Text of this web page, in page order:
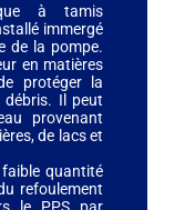
à tamis
immergé
de la pompe.
en matières
protéger la
débris. Il peut
provenant
de lacs et
quantité
refoulement
le PPS par